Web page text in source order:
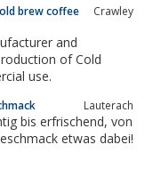
brew coffee
Crawley
and
of Cold
use.
Lauterach
erfrischend, von
etwas dabei!